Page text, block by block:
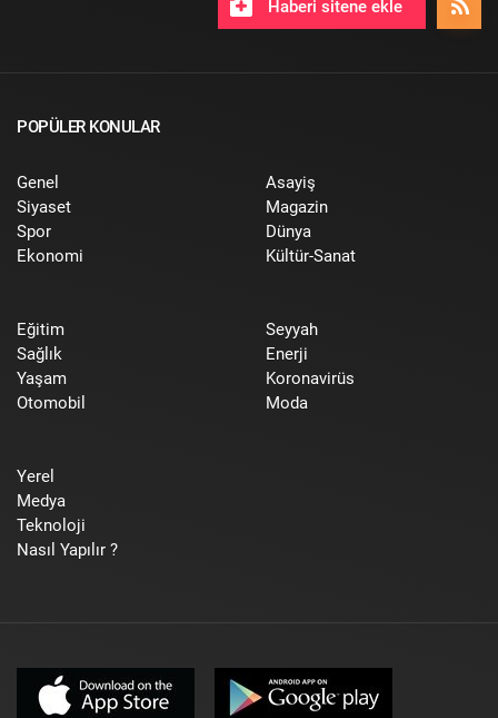
Haberi sitene ekle
POPÜLER KONULAR
Genel
Siyaset
Spor
Ekonomi
Asayiş
Magazin
Dünya
Kültür-Sanat
Eğitim
Sağlık
Yaşam
Otomobil
Seyyah
Enerji
Koronavirüs
Moda
Yerel
Medya
Teknoloji
Nasıl Yapılır ?